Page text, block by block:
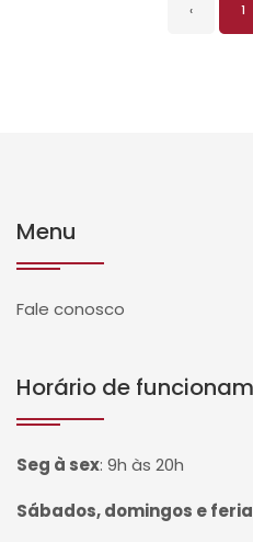
‹ 1
Menu
Fale conosco
Horário de
Seg à sex: 9h às 20h
Sábados, domingos e